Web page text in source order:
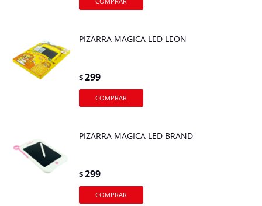
PIZARRA MAGICA LED LEON
$299
PIZARRA MAGICA LED BRAND
$299